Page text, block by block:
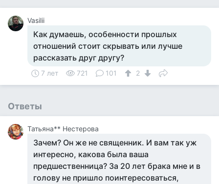
Vasilii
Как думаешь, особенности прошлых
отношений стоит скрывать или лучше
рассказать друг другу?
7 лет 721 101 2
Ответы
Татьяна** Нестерова
Зачем? Он же не священник. И вам так уж
интересно, какова была ваша
предшественница? За 20 лет брака мне и в
голову не пришло поинтересоваться,